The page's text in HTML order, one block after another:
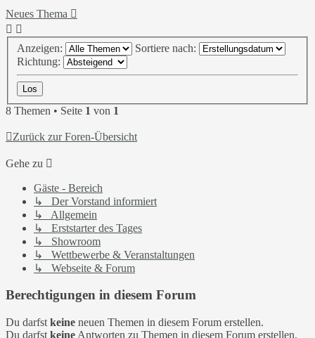
Neues Thema
Anzeigen:
Sortiere nach:
Richtung:
8 Themen • Seite 1 von 1
Zurück zur Foren-Übersicht
Gehe zu
Gäste - Bereich
↳ Der Vorstand informiert
↳ Allgemein
↳ Erststarter des Tages
↳ Showroom
↳ Wettbewerbe & Veranstaltungen
↳ Webseite & Forum
Berechtigungen in diesem Forum
Du darfst keine neuen Themen in diesem Forum erstellen.
Du darfst keine Antworten zu Themen in diesem Forum erstellen.